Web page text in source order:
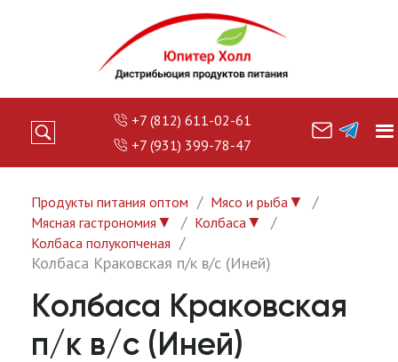
+7 (812) 611-02-61
+7 (931) 399-78-47
Продукты питания оптом Мясо и рыба▼
Мясная гастрономия ▼ Колбаса▼
Колбаса полукопченая
Колбаса Краковская п/к в/с (Иней)
Колбаса Краковская
п/к в/с (Иней)